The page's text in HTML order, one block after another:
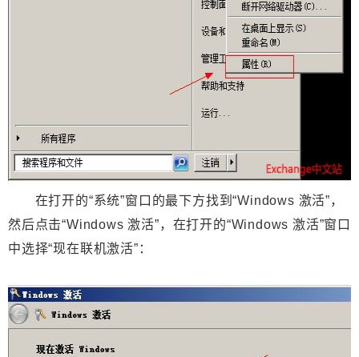
在打开的“系统”窗口的最下方找到“Windows 激活”，
然后点击“Windows 激活”，在打开的“Windows 激活”窗口
中选择“现在联机激活”：